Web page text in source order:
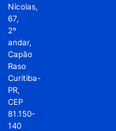
Nícolas,
67,
2º
andar,
Capão
Raso
Curitiba-
PR,
CEP
81.150-
140